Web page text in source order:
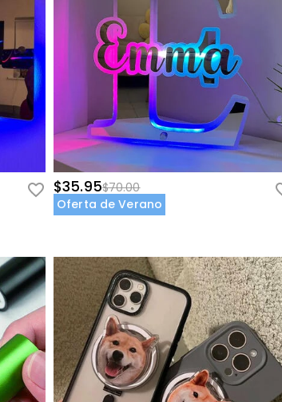
$35.95$70.00
Oferta de Verano